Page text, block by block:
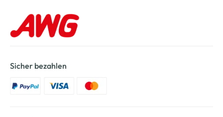
Sicher bezahlen